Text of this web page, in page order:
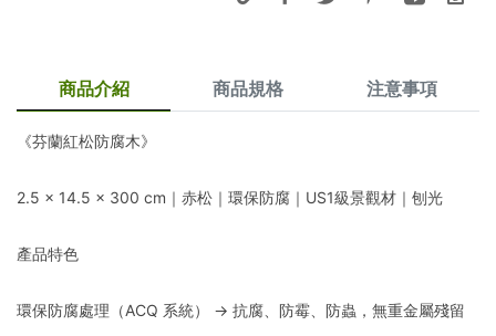
商品介紹 商品規格 注意事項
《芬蘭紅松防腐木》
2.5 × 14.5 × 300 cm｜赤松｜環保防腐｜US1級景觀材｜刨光
產品特色
環保防腐處理（ACQ 系統） → 抗腐、防霉、防蟲，無重金屬殘留